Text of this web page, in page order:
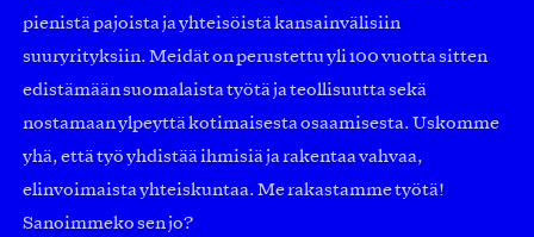
pienistä pajoista ja yhteisöistä kansainvälisiin
suuryrityksiin. Meidät on perustettu yli 100 vuotta sitten
edistämään suomalaista työtä ja teollisuutta sekä
nostamaan ylpeyttä kotimaisesta osaamisesta. Uskomme
yhä, että työ yhdistää ihmisiä ja rakentaa vahvaa,
elinvoimaista yhteiskuntaa. Me rakastamme työtä!
Sanoimmeko sen jo?